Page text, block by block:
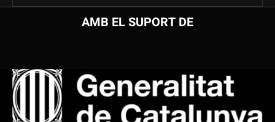
AMB EL SUPORT DE